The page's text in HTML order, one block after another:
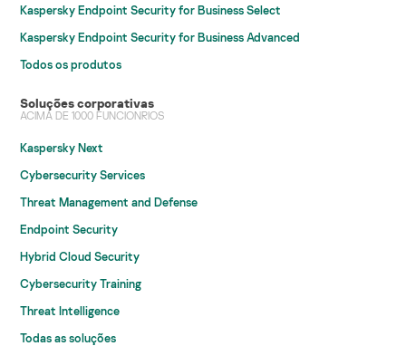
Kaspersky Endpoint Security for Business Select
Kaspersky Endpoint Security for Business Advanced
Todos os produtos
Soluções corporativas
ACIMA DE 1000 FUNCIONRIOS
Kaspersky Next
Cybersecurity Services
Threat Management and Defense
Endpoint Security
Hybrid Cloud Security
Cybersecurity Training
Threat Intelligence
Todas as soluções